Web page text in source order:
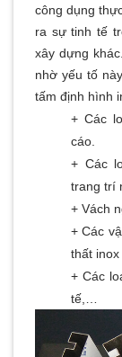
công dụng
ra sự tinh tế
xây dựng
nhờ yếu tố
tấm định hình
+ Các
cáo.
+ Các
trang trí
+ Vách
+ Các
thất
+ Các
tế,…